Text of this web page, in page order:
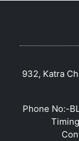
932, Katra
Phone No:-